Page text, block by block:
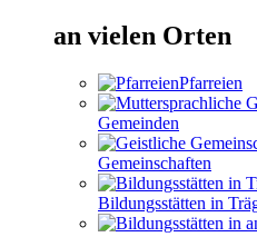
an vielen Orten
Pfarreien
Gemeinden
Gemeinschaften
Bildungsstätten in